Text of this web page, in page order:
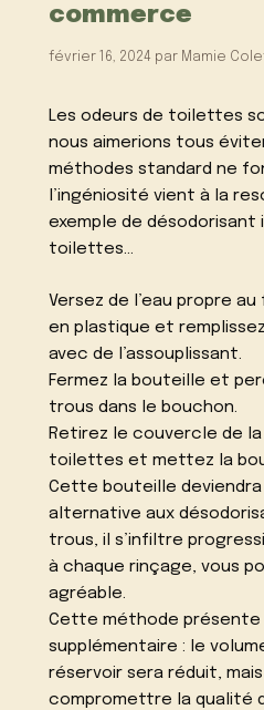
commerce
février 16, 2024 par Mamie
Les odeurs de toilettes
nous aimerions tous
méthodes standard ne
l’ingéniosité vient à la
exemple de désodorisant
toilettes…
Versez de l’eau propre
en plastique et
avec de l’assouplissant.
Fermez la bouteille et
trous dans le bouchon.
Retirez le couvercle de
toilettes et mettez la
Cette bouteille
alternative aux
trous, il s’infiltre
à chaque rinçage, vous
agréable.
Cette méthode présente
supplémentaire : le
réservoir sera réduit,
compromettre la qualité